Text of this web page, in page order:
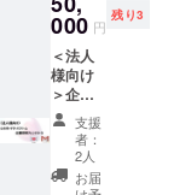
だけた
らと思
いま
す。 お
話会
は、一
回定員5
名様ま
で。
（心の
お伝え
ら、皆
さんと
お話を
してい
きま
す。子
どもに
が社会
に出て
から安
心して
生きて
いくた
めに、
今、私
たちに
のリ
ターン
紹介の
項目を
ご覧く
ださ
い。 ※
ご支援
の際、
000 円
残り3
＜法人
様向け
＞企業
研修に
心の
木・マ
ザーズ
ファー
支援
者：
2人
お届